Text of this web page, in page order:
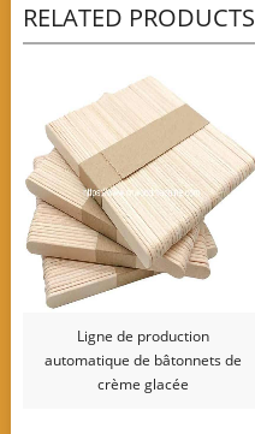
RELATED PRODUCTS
Ligne de production
automatique de bâtonnets de
crème glacée